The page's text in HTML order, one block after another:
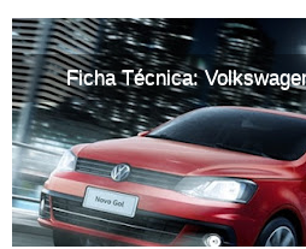
Ficha Técnica: